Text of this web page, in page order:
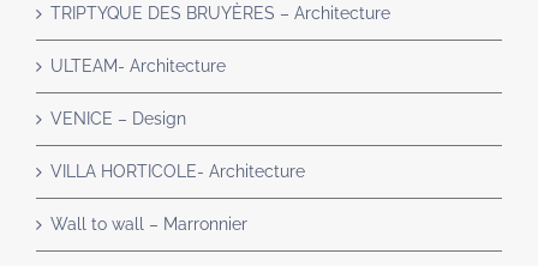
TRIPTYQUE DES BRUYÈRES – Architecture
ULTEAM- Architecture
VENICE – Design
VILLA HORTICOLE- Architecture
Wall to wall – Marronnier